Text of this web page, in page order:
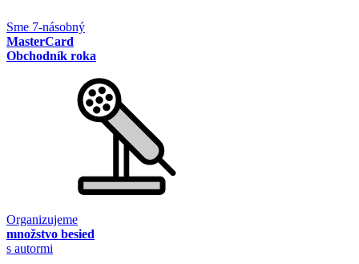
Sme 7-násobný
MasterCard
Obchodník roka
Organizujeme
množstvo besied
s autormi